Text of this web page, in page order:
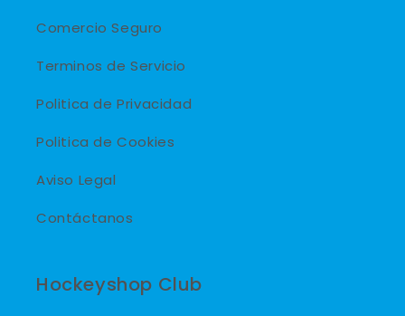
Comercio Seguro
Terminos de Servicio
Politica de Privacidad
Politica de Cookies
Aviso Legal
Contáctanos
Hockeyshop Club